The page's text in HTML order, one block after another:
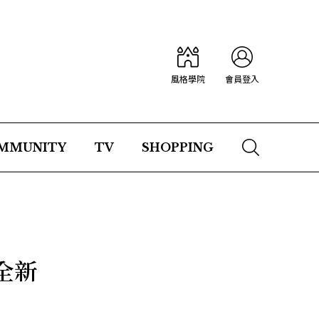
風格學院 會員登入
TV SHOPPING
新